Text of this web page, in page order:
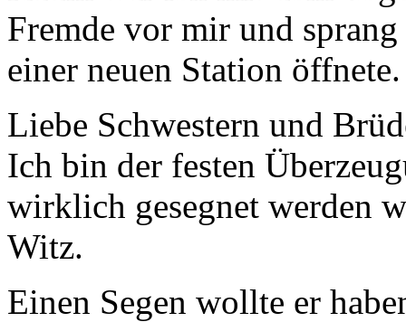
Fremde vor mir und
einer neuen Station
Liebe Schwestern und
Ich bin der festen
wirklich gesegnet werden
Witz.
Einen Segen wollte er